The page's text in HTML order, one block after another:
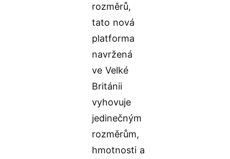
rozměrů,
tato nová
platforma
navržená
ve Velké
Británii
vyhovuje
jedinečným
rozměrům,
hmotnosti a